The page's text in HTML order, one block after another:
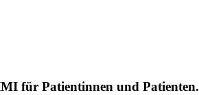
für Patientinnen und Patienten.